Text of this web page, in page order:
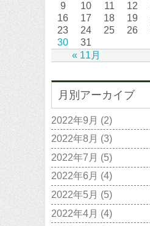
« 11月
9 10 11 12
16
17 18 19
23
24 25 26
30
31
月別アーカイブ
2022年9月 (2)
2022年8月 (3)
2022年7月 (5)
2022年6月 (4)
2022年5月 (5)
2022年4月 (4)